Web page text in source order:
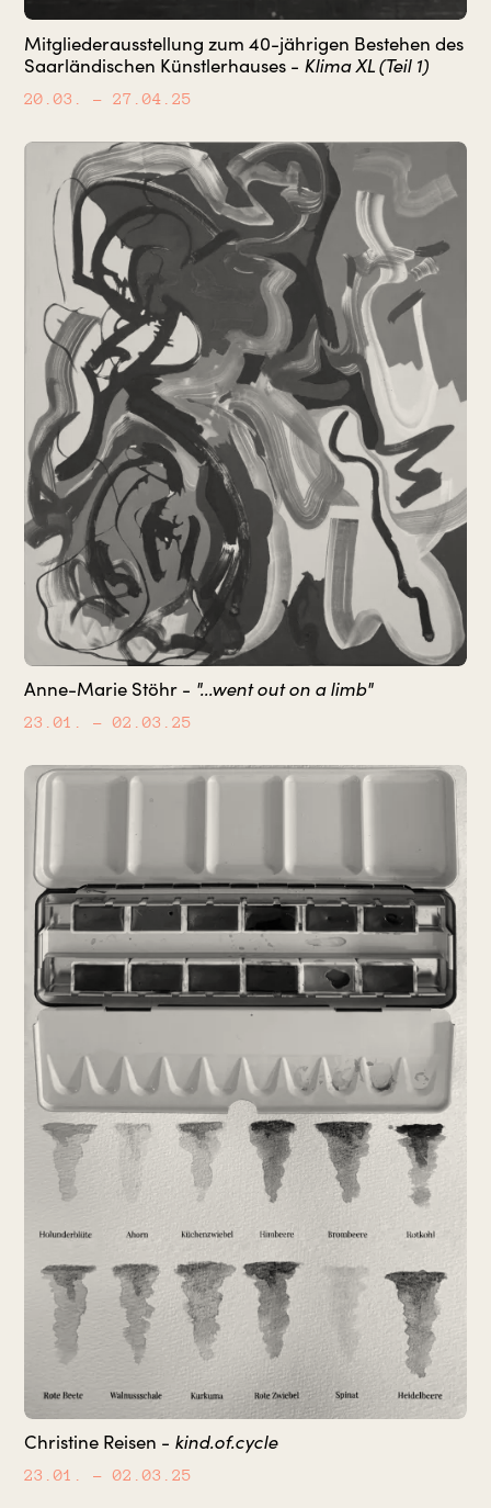
Mitgliederausstellung zum 40-jährigen Bestehen des
Saarländischen Künstlerhauses - Klima XL (Teil 1)
20.03. – 27.04.25
Anne-Marie Stöhr - "...went out on a limb"
23.01. – 02.03.25
Christine Reisen - kind.of.cycle
23.01. – 02.03.25